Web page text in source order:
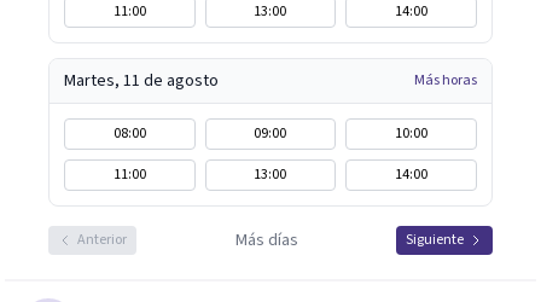
11:00
13:00 14:00
Martes, 11 de agosto Más horas
08:00 09:00
10:00
11:00
13:00 14:00
Anterior Más días Siguiente